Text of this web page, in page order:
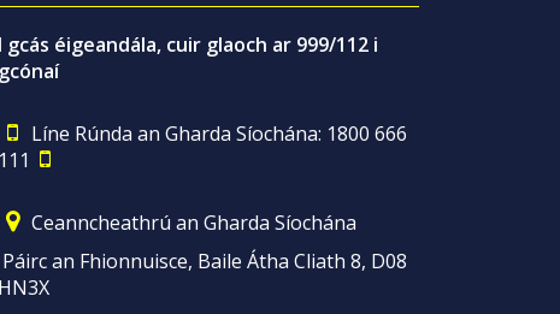
I gcás éigeandála, cuir glaoch ar 999/112 i
gcónaí
Líne Rúnda an Gharda Síochána: 1800 666
111
Ceanncheathrú an Gharda Síochána
Páirc an Fhionnuisce, Baile Átha Cliath 8, D08
HN3X